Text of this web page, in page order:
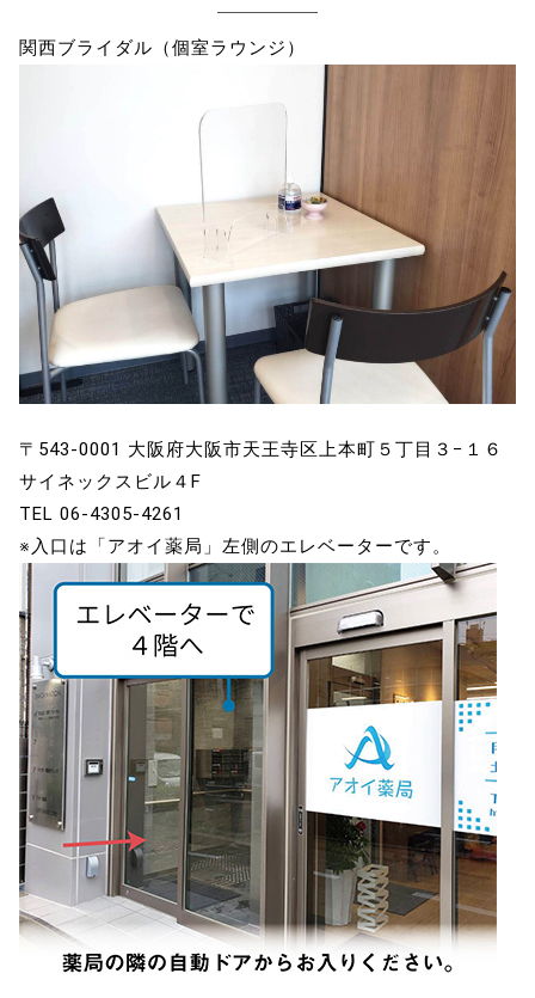
関西ブライダル（個室ラウンジ）
〒543-0001 大阪府大阪市天王寺区上本町５丁目３−１６
サイネックスビル４F
TEL 06-4305-4261
※入口は「アオイ薬局」左側のエレベーターです。